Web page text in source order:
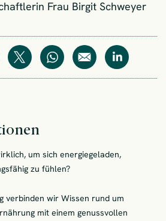
Frau Birgit Schweyer
Teilen WhatsAppE-Mail Teilen
um sich energiegeladen,
zu fühlen?
verbinden wir Wissen rund um
mit einem genussvollen